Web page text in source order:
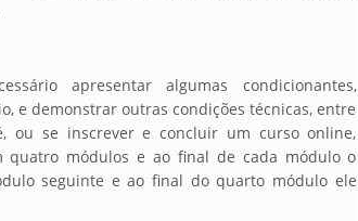
apresentar algumas condicionantes,
e demonstrar outras condições técnicas, entre
ou se inscrever e concluir um curso online,
quatro módulos e ao final de cada módulo o
seguinte e ao final do quarto módulo ele